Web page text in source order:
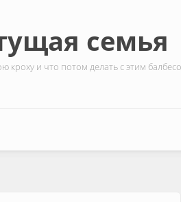
семья
кроху и что потом делать с этим